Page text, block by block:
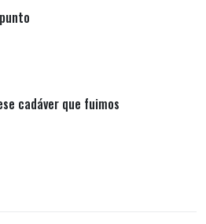
cadáver que fuimos